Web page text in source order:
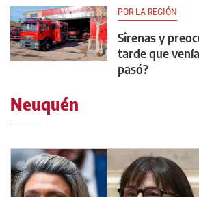
POR LA REGIÓN
Sirenas y
tarde que
pasó?
Neuquén